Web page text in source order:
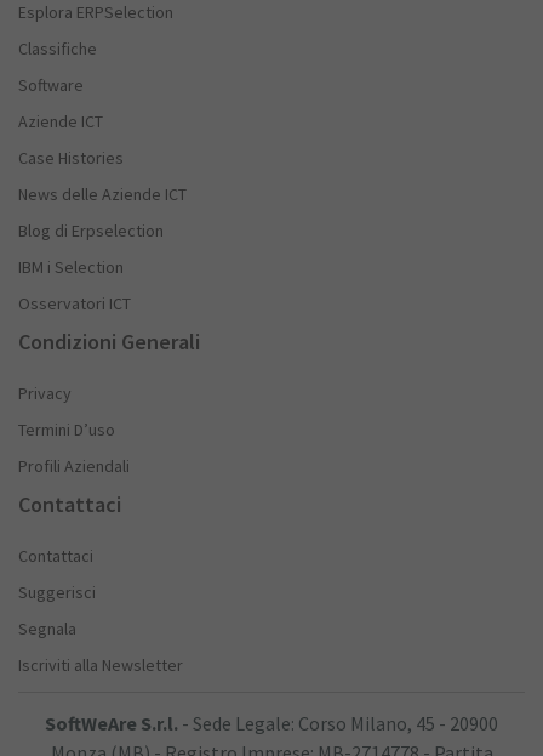
Esplora ERPSelection
Classifiche
Software
Aziende ICT
Case Histories
News delle Aziende ICT
Blog di Erpselection
IBM i Selection
Osservatori ICT
Condizioni Generali
Privacy
Termini D’uso
Profili Aziendali
Contattaci
Contattaci
Suggerisci
Segnala
Iscriviti alla Newsletter
SoftWeAre S.r.l. - Sede Legale: Corso Milano, 45 - 20900